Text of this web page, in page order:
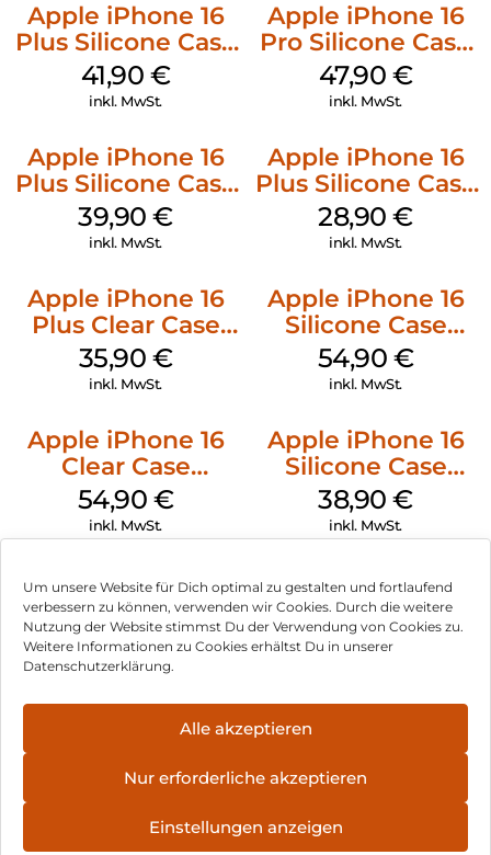
Um unsere Website für Dich optimal zu gestalten und fortlaufend
verbessern zu können, verwenden wir Cookies. Durch die weitere
Nutzung der Website stimmst Du der Verwendung von Cookies zu.
Weitere Informationen zu Cookies erhältst Du in unserer
Datenschutzerklärung.
Alle akzeptieren
Nur erforderliche akzeptieren
Einstellungen anzeigen
Apple iPhone 16
Plus Silicone Case
MagSafe Stone
Gray
41,90 €
inkl. MwSt.
Apple iPhone 16
Pro Silicone Case
MagSafe Denim
47,90 €
inkl. MwSt.
Apple iPhone 16
Plus Silicone Case
MagSafe Plum
39,90€
inkl. MwSt.
Apple iPhone 16
Plus Silicone Case
MagSafe Black
28,90€
inkl. MwSt.
Apple iPhone 16
Plus Clear Case
MagSafe
Transparent
35,90 €
inkl. MwSt.
Apple iPhone 16
Silicone Case
MagSafe Black
54,90 €
inkl. MwSt.
Apple iPhone 16
Clear Case
MagSafe
Transparent
54,90 €
inkl. MwSt.
Apple iPhone 16
Silicone Case
MagSafe
Ultramarine
38,90€
inkl. MwSt.
Impressum
Hinweis zur Batterieentsorgung
Newsletter